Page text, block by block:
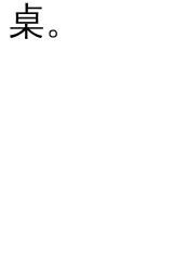
桌。